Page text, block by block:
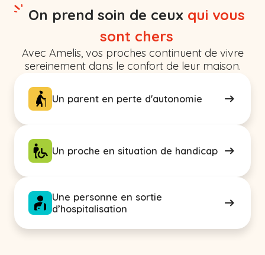
On prend soin de ceux qui vous
sont chers
Avec Amelis, vos proches continuent de vivre
sereinement dans le confort de leur maison.
Un parent en perte d'autonomie
Un proche en situation de handicap
Une personne en sortie
d’hospitalisation